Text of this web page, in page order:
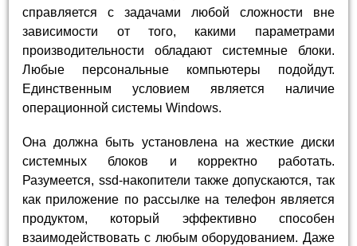
справляется с задачами любой сложности вне
зависимости от того, какими параметрами
производительности обладают системные блоки.
Любые персональные компьютеры подойдут.
Единственным условием является наличие
операционной системы Windows.
Она должна быть установлена на жесткие диски
системных блоков и корректно работать.
Разумеется, ssd-накопители также допускаются, так
как приложение по рассылке на телефон является
продуктом, который эффективно способен
взаимодействовать с любым оборудованием. Даже